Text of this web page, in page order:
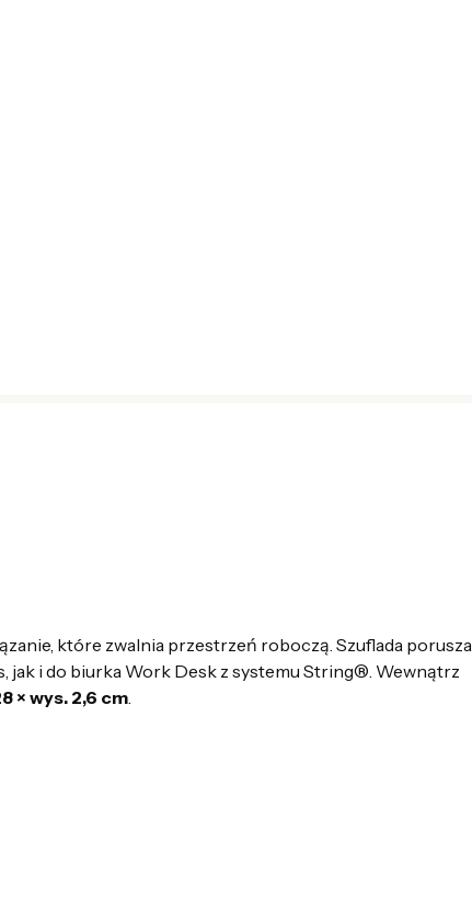
które zwalnia przestrzeń roboczą. Szuflada porusza
jak i do biurka Work Desk z systemu String®. Wewnątrz
× wys. 2,6 cm.